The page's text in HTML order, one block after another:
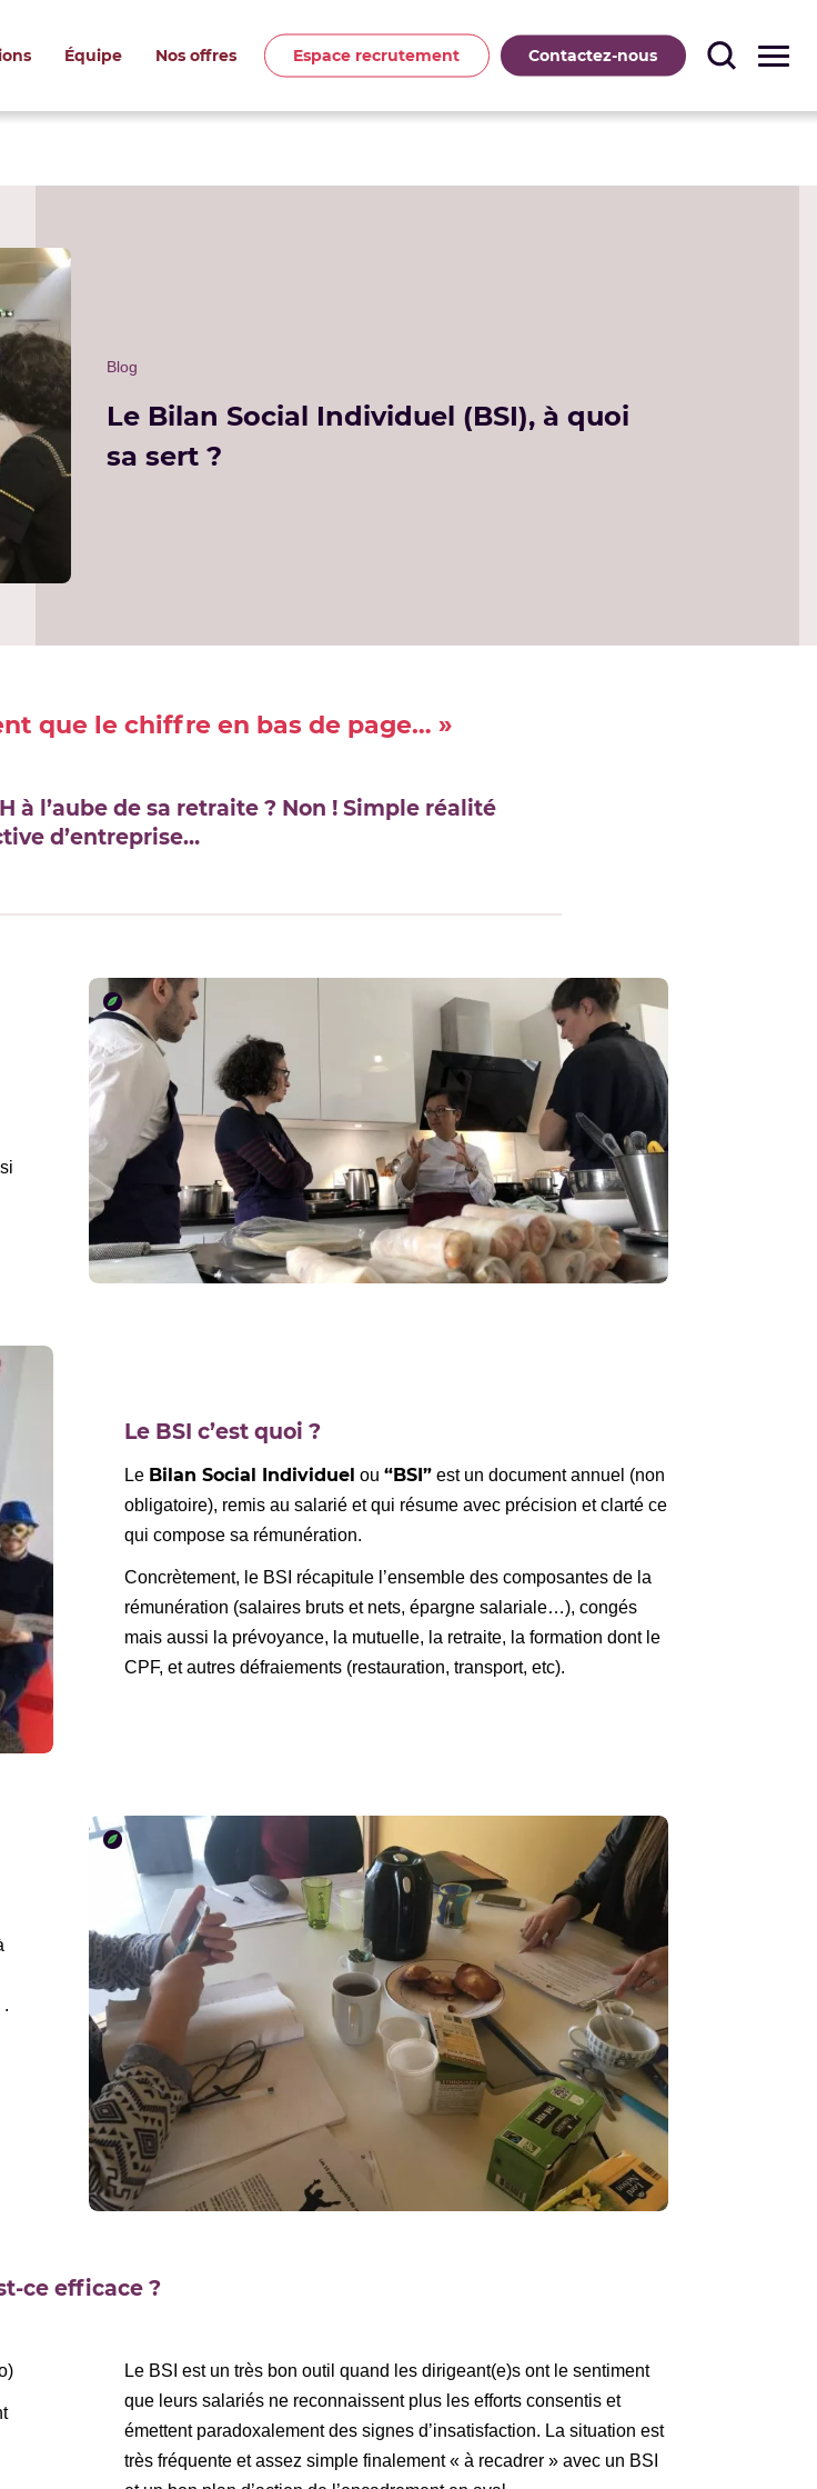
Équipe Nos offres Espace recrutement Contactez-nous
Blog
Le Bilan Social Individuel (BSI), à quoi
sa sert ?
que le chiffre en bas de page… »
à l’aube de sa retraite ? Non ! Simple réalité
d’entreprise…
Le BSI c’est quoi ?
Le Bilan Social Individuel ou “BSI” est un document annuel (non
obligatoire), remis au salarié et qui résume avec précision et clarté ce
qui compose sa rémunération.
Concrètement, le BSI récapitule l’ensemble des composantes de la
rémunération (salaires bruts et nets, épargne salariale…), congés
mais aussi la prévoyance, la mutuelle, la retraite, la formation dont le
CPF, et autres défraiements (restauration, transport, etc).
.
ce efficace ?
Le BSI est un très bon outil quand les dirigeant(e)s ont le sentiment
que leurs salariés ne reconnaissent plus les efforts consentis et
émettent paradoxalement des signes d’insatisfaction. La situation est
très fréquente et assez simple finalement « à recadrer » avec un BSI